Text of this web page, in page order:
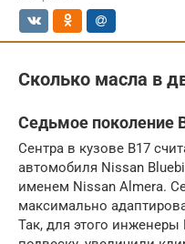
Сколько масла в
Седьмое поколение
Сентра в кузове B17
автомобиля Nissan
именем Nissan Almera.
максимально
Так, для этого